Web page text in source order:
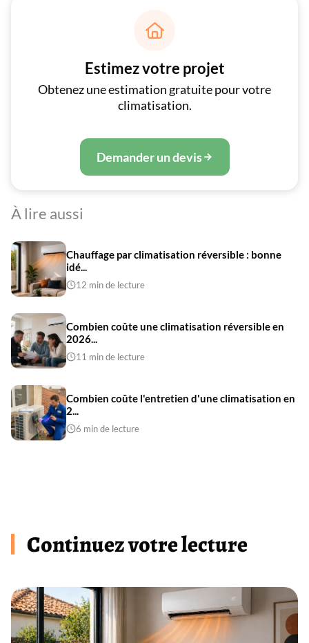

Estimez votre projet
Obtenez une estimation gratuite pour votre
climatisation.
Demander un devis
À lire aussi
Chauffage par climatisation réversible : bonne
idé...
12 min de lecture
Combien coûte une climatisation réversible en
2026...
11 min de lecture
Combien coûte l'entretien d'une climatisation en
2...
6 min de lecture
Continuez votre lecture